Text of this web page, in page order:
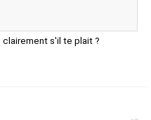
s'il te plait ?